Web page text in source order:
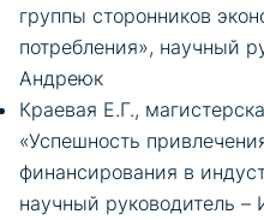
группы сторонников
потребления», научный
Андреюк
Краевая Е.Г.,
«Успешность
финансирования в
научный руководитель –